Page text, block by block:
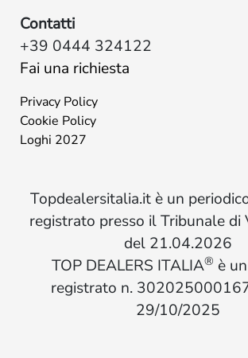
Contatti
+39 0444 324122
Fai una richiesta
Privacy Policy
Cookie Policy
Loghi 2027
Topdealersitalia.it è un
registrato presso il Tribunale di
del 21.04.2026
TOP DEALERS ITALIA® è
registrato n.
29/10/2025